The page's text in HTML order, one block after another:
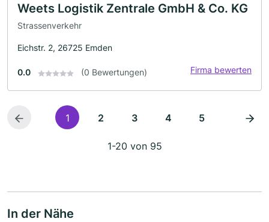
Weets Logistik Zentrale GmbH & Co. KG
Strassenverkehr
Eichstr. 2, 26725 Emden
0.0 (0 Bewertungen) Firma bewerten
1 2 3 4 5
1-20 von 95
In der Nähe